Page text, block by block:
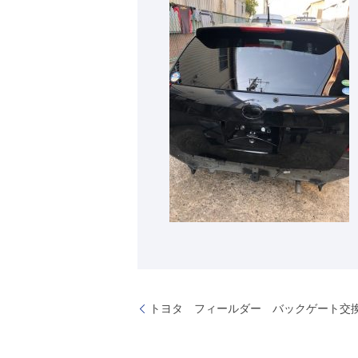
トヨタ フィールダー バックゲート交